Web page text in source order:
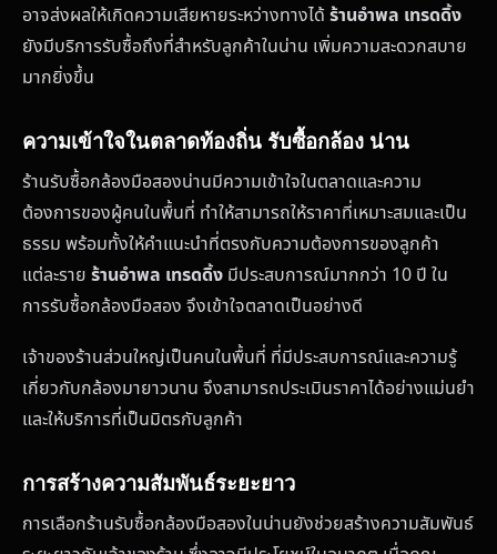
อาจส่งผลให้เกิดความเสียหายระหว่างทางได้ ร้านอำพล เทรดดิ้ง
ยังมีบริการรับซื้อถึงที่สำหรับลูกค้าในน่าน เพิ่มความสะดวกสบาย
มากยิ่งขึ้น
ความเข้าใจในตลาดท้องถิ่น รับซื้อกล้อง น่าน
ร้านรับซื้อกล้องมือสองน่านมีความเข้าใจในตลาดและความ
ต้องการของผู้คนในพื้นที่ ทำให้สามารถให้ราคาที่เหมาะสมและเป็น
ธรรม พร้อมทั้งให้คำแนะนำที่ตรงกับความต้องการของลูกค้า
แต่ละราย ร้านอำพล เทรดดิ้ง มีประสบการณ์มากกว่า 10 ปี ใน
การรับซื้อกล้องมือสอง จึงเข้าใจตลาดเป็นอย่างดี
เจ้าของร้านส่วนใหญ่เป็นคนในพื้นที่ ที่มีประสบการณ์และความรู้
เกี่ยวกับกล้องมายาวนาน จึงสามารถประเมินราคาได้อย่างแม่นยำ
และให้บริการที่เป็นมิตรกับลูกค้า
การสร้างความสัมพันธ์ระยะยาว
การเลือกร้านรับซื้อกล้องมือสองในน่านยังช่วยสร้างความสัมพันธ์